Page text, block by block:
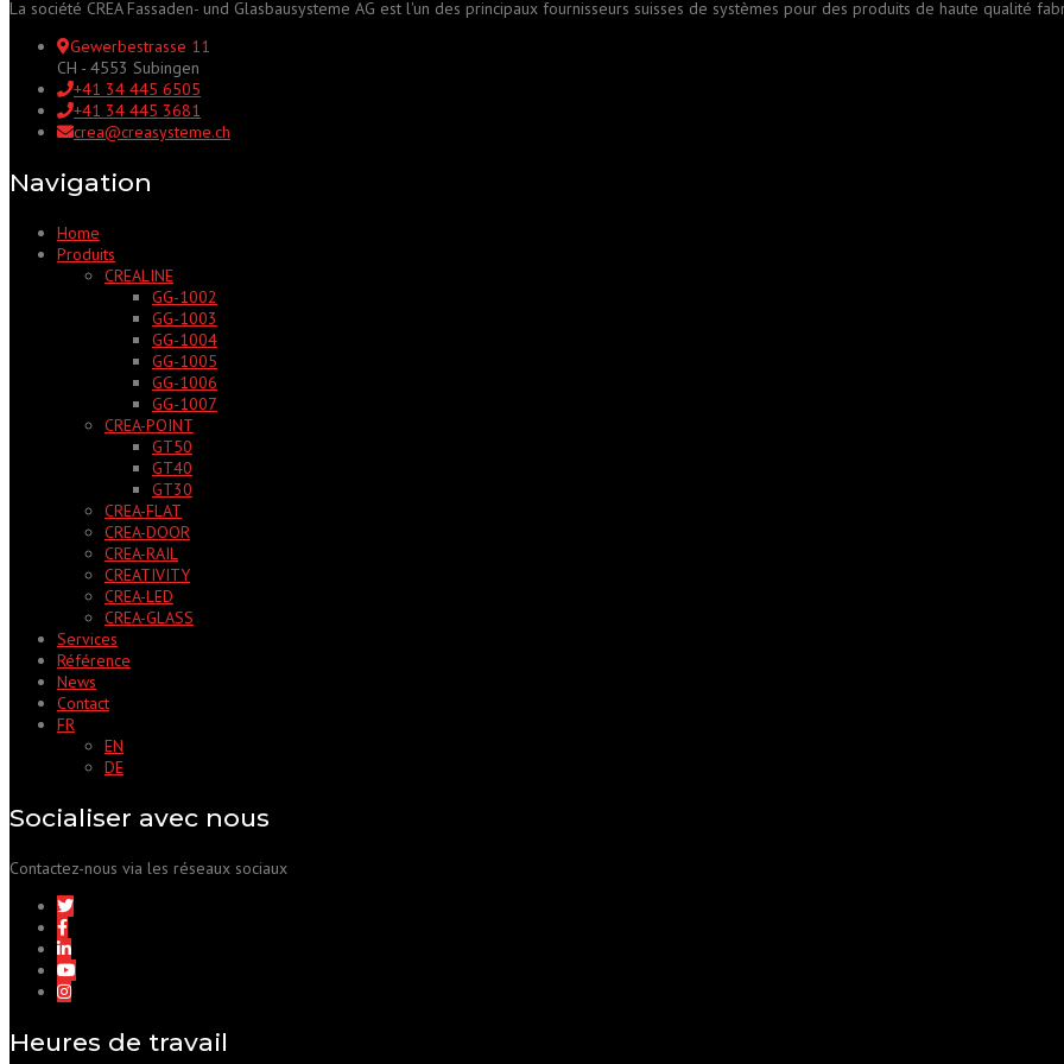
La société CREA Fassaden- und Glasbausysteme AG est l'un des principaux fournisseurs suisses de systèmes pour des produits de haute qualité
Gewerbestrasse 11
CH - 4553 Subingen
+41 34 445 6505
+41 34 445 3681
crea@creasysteme.ch
Navigation
Home
Produits
CREALINE
GG-1002
GG-1003
GG-1004
GG-1005
GG-1006
GG-1007
CREA-POINT
GT50
GT40
GT30
CREA-FLAT
CREA-DOOR
CREA-RAIL
CREATIVITY
CREA-LED
CREA-GLASS
Services
Référence
News
Contact
FR
EN
DE
Socialiser avec nous
Contactez-nous via les réseaux sociaux
Heures de travail